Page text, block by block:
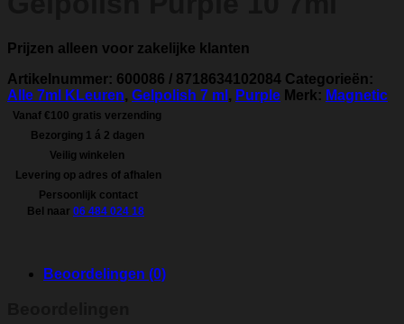
Prijzen alleen voor zakelijke klanten
Artikelnummer: 600086 / 8718634102084 Categorieën:
Alle 7ml KLeuren, Gelpolish 7 ml , Purple Merk: Magnetic
Vanaf €100 gratis verzending
Bezorging 1 á 2 dagen
Veilig winkelen
Levering op adres of afhalen
Persoonlijk contact
Bel naar 06 484 024 18
Beoordelingen (0)